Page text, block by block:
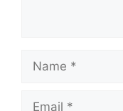
Name
Email